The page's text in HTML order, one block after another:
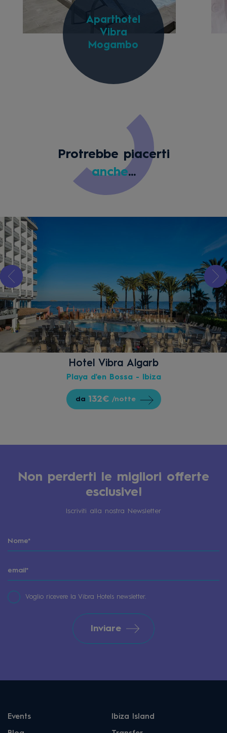
Aparthotel
Vibra
Mogambo
Protrebbe piacerti
anche...
Hotel Vibra Algarb
Playa d'en Bossa - Ibiza
da 132€ /notte
Non perderti le migliori offerte
esclusive!
Iscriviti alla nostra Newsletter
Voglio ricevere la Vibra Hotels newsletter.
Inviare
Events Ibiza Island